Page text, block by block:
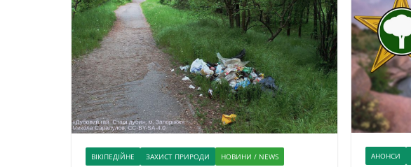
ВІКІПЕДІЙНЕ ЗАХИСТ ПРИРОДИ НОВИНИ / NEWS АНОНСИ